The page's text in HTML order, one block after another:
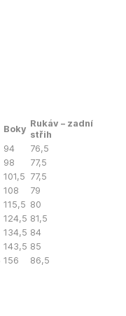
Boky
Rukáv – zadní
střih
94
76,5
98
77,5
101,5 77,5
108
79
115,5 80
124,5 81,5
134,5 84
143,5 85
156 86,5